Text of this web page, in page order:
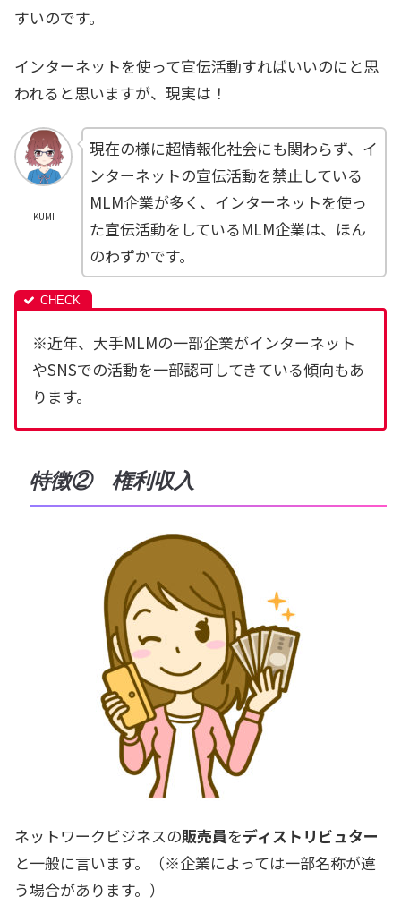
すいのです。
インターネットを使って宣伝活動すればいいのにと思
われると思いますが、現実は！
KUMI
現在の様に超情報化社会にも関わらず、イ
ンターネットの宣伝活動を禁止している
MLM企業が多く、インターネットを使っ
た宣伝活動をしているMLM企業は、ほん
のわずかです。
※近年、大手MLMの一部企業がインターネット
やSNSでの活動を一部認可してきている傾向もあ
ります。
特徴② 権利収入
ネットワークビジネスの販売員をディストリビュター
と一般に言います。（※企業によっては一部名称が違
う場合があります。）